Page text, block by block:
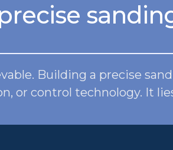
Building a precise
or control technology. It